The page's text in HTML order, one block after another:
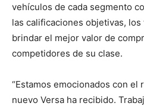
vehículos de cada segmento
las calificaciones objetivas,
brindar el mejor valor de
competidores de su clase.
“Estamos emocionados con el
nuevo Versa ha recibido.